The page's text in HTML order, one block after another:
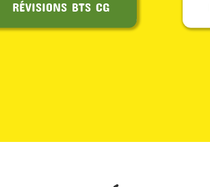
RÉVISIONS BTS CG